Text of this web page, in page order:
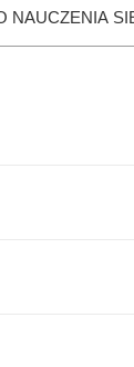
NAUCZENIA